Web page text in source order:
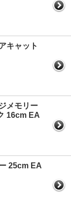
キャット
メモリー
16cm EA
25cm EA